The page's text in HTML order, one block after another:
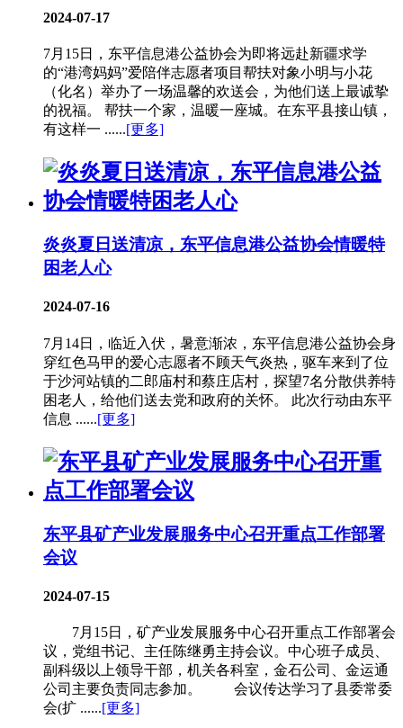
2024-07-17
7月15日，东平信息港公益协会为即将远赴新疆求学
的“港湾妈妈”爱陪伴志愿者项目帮扶对象小明与小花
（化名）举办了一场温馨的欢送会，为他们送上最诚挚
的祝福。 帮扶一个家，温暖一座城。在东平县接山镇，
有这样一 ......[更多]
炎炎夏日送清凉，东平信息港公益协会情暖特
困老人心
2024-07-16
7月14日，临近入伏，暑意渐浓，东平信息港公益协会身
穿红色马甲的爱心志愿者不顾天气炎热，驱车来到了位
于沙河站镇的二郎庙村和蔡庄店村，探望7名分散供养特
困老人，给他们送去党和政府的关怀。 此次行动由东平
信息 ......[更多]
东平县矿产业发展服务中心召开重点工作部署
会议
2024-07-15
7月15日，矿产业发展服务中心召开重点工作部署会
议，党组书记、主任陈继勇主持会议。中心班子成员、
副科级以上领导干部，机关各科室，金石公司、金运通
公司主要负责同志参加。 会议传达学习了县委常委
会(扩 ......[更多]